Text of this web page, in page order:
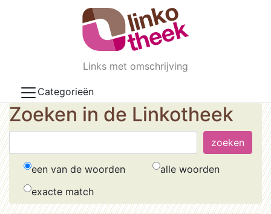
Skip to main content
Links met omschrijving
Categorieën
Zoeken in de Linkotheek
een van de woorden
alle woorden
exacte match